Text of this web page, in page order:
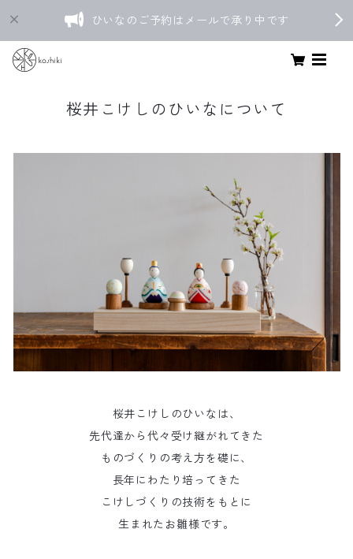
ひいなのご予約はメールで承り中です
桜井こけしのひいなについて
桜井こけしのひいなは、
先代達から代々受け継がれてきた
ものづくりの考え方を礎に、
長年にわたり培ってきた
こけしづくりの技術をもとに
生まれたお雛様です。